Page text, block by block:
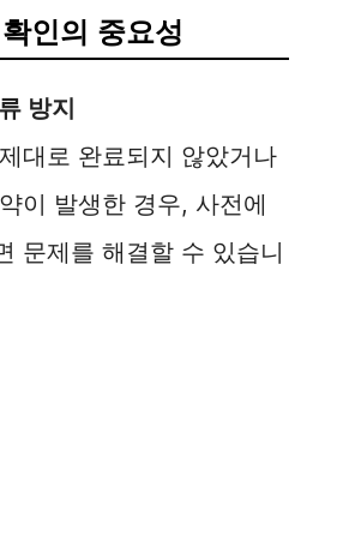
인의 중요성
방지
대로 완료되지 않았거나
이 발생한 경우, 사전에
문제를 해결할 수 있습니